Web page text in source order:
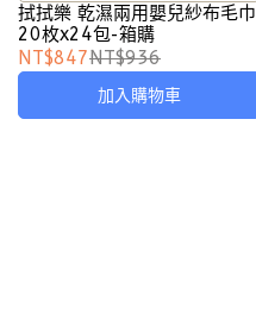
方、不掉棉絮
拭拭樂 乾濕兩用嬰兒紗布毛巾
20枚x24包-箱購
NT$847NT$936
加入購物車